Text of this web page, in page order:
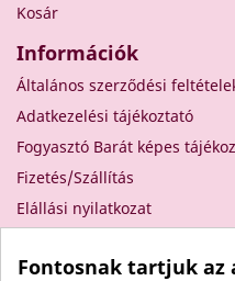
Kosár
Információk
Általános szerződési
Adatkezelési tájékoztató
Fogyasztó Barát képes
Fizetés/Szállítás
Elállási nyilatkozat
Rólunk
Fontosnak tartjuk az